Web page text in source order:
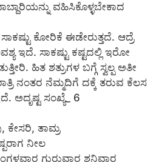
ವಹಿಸಿಕೊಳ್ಳಬೇಕಾದ
ಕೋರಿಕೆ ಈಡೇರುತ್ತದೆ. ಆದ್ರೆ
ಇದೆ. ಸಾಕಷ್ಟು ಕಷ್ಟದಲ್ಲಿ ಇರೋ
ಹಿತ ಶತ್ರುಗಳ ಬಗ್ಗೆ ಸ್ವಲ್ಪ ಅತೀ
ನಂತರ ನೆಮ್ಮದಿಗೆ ದಕ್ಕೆ ತರುವ ಕೆಲಸ
ಅದೃಷ್ಟ ಸಂಖ್ಯೆ_ 6
ಕೇಸರಿ, ತಾಮ್ರ
ನೀಲ
ಗುರುವಾರ ಶನಿವಾರ